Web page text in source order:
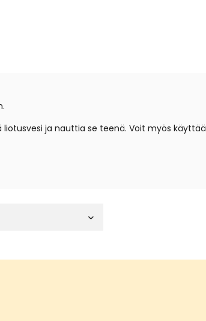
ja nauttia se teenä. Voit myös